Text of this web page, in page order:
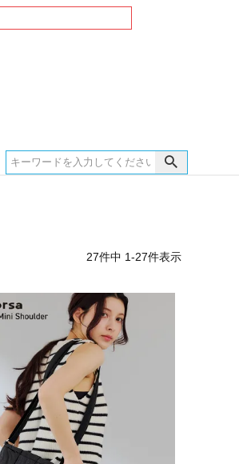
27件中 1-27件表示